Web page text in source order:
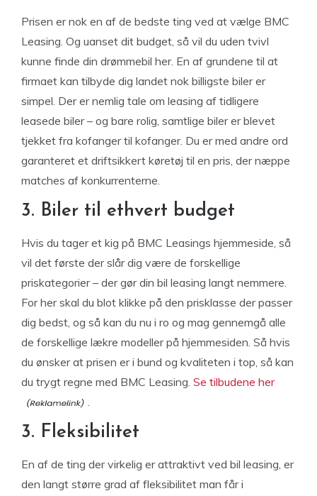
Prisen er nok en af de bedste ting ved at vælge BMC
Leasing. Og uanset dit budget, så vil du uden tvivl
kunne finde din drømmebil her. En af grundene til at
firmaet kan tilbyde dig landet nok billigste biler er
simpel. Der er nemlig tale om leasing af tidligere
leasede biler – og bare rolig, samtlige biler er blevet
tjekket fra kofanger til kofanger. Du er med andre ord
garanteret et driftsikkert køretøj til en pris, der næppe
matches af konkurrenterne.
3. Biler til ethvert budget
Hvis du tager et kig på BMC Leasings hjemmeside, så
vil det første der slår dig være de forskellige
priskategorier – der gør din bil leasing langt nemmere.
For her skal du blot klikke på den prisklasse der passer
dig bedst, og så kan du nu i ro og mag gennemgå alle
de forskellige lækre modeller på hjemmesiden. Så hvis
du ønsker at prisen er i bund og kvaliteten i top, så kan
du trygt regne med BMC Leasing. Se tilbudene her
.
3. Fleksibilitet
En af de ting der virkelig er attraktivt ved bil leasing, er
den langt større grad af fleksibilitet man får i